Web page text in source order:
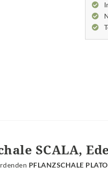
SCALA,
PFLANZSCHALE PLATO